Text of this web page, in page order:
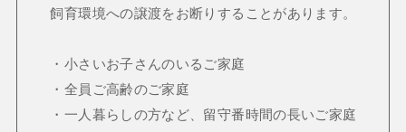
飼育環境への譲渡をお断りすることがあります。
・小さいお子さんのいるご家庭
・全員ご高齢のご家庭
・一人暮らしの方など、留守番時間の長いご家庭